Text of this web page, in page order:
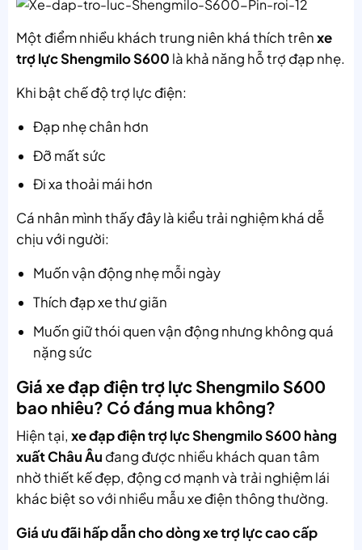
Một điểm nhiều khách trung niên khá thích trênxe
trợ lực Shengmilo S600 là khả năng hỗ trợ đạp nhẹ.
Khi bật chế độ trợ lực điện:
Đạp nhẹ chân hơn
Đỡ mất sức
Đi xa thoải mái hơn
Cá nhân mình thấy đây là kiểu trải nghiệm khá dễ
chịu với người:
Muốn vận động nhẹ mỗi ngày
Thích đạp xe thư giãn
Muốn giữ thói quen vận động nhưng không quá
nặng sức
Giá xe đạp điện trợ lực Shengmilo S600
bao nhiêu? Có đáng mua không?
Hiện tại, xe đạp điện trợ lực Shengmilo S600 hàng
xuất Châu Âu đang được nhiều khách quan tâm
nhờ thiết kế đẹp, động cơ mạnh và trải nghiệm lái
khác biệt so với nhiều mẫu xe điện thông thường.
Giá ưu đãi hấp dẫn cho dòng xe trợ lực cao cấp